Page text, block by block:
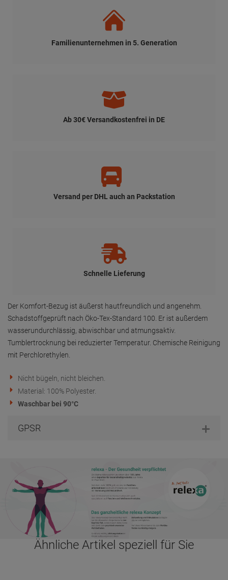
Familienunternehmen in 5. Generation
Ab 30€ Versandkostenfrei in DE
Versand per DHL auch an Packstation
Schnelle Lieferung
Der Komfort-Bezug ist äußerst hautfreundlich und angenehm.
Schadstoffgeprüft nach Öko-Tex-Standard 100. Er ist außerdem
wasserundurchlässig, abwischbar und atmungsaktiv.
Tumblertrocknung bei reduzierter Temperatur. Chemische Reinigung
mit Perchlorethylen.
Nicht bügeln, nicht bleichen.
Material: 100% Polyester.
Waschbar bei 90°C
GPSR
Ähnliche Artikel speziell für Sie